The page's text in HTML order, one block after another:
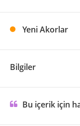
Yeni Akorlar
Bilgiler
Bu içerik için